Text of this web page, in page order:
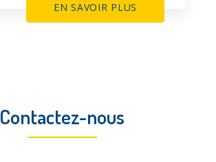
EN SAVOIR PLUS
Contactez-nous